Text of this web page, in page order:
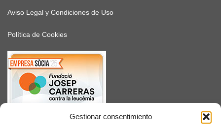
Gestionar consentimiento
Aviso Legal y Condiciones de Uso
Política de Cookies